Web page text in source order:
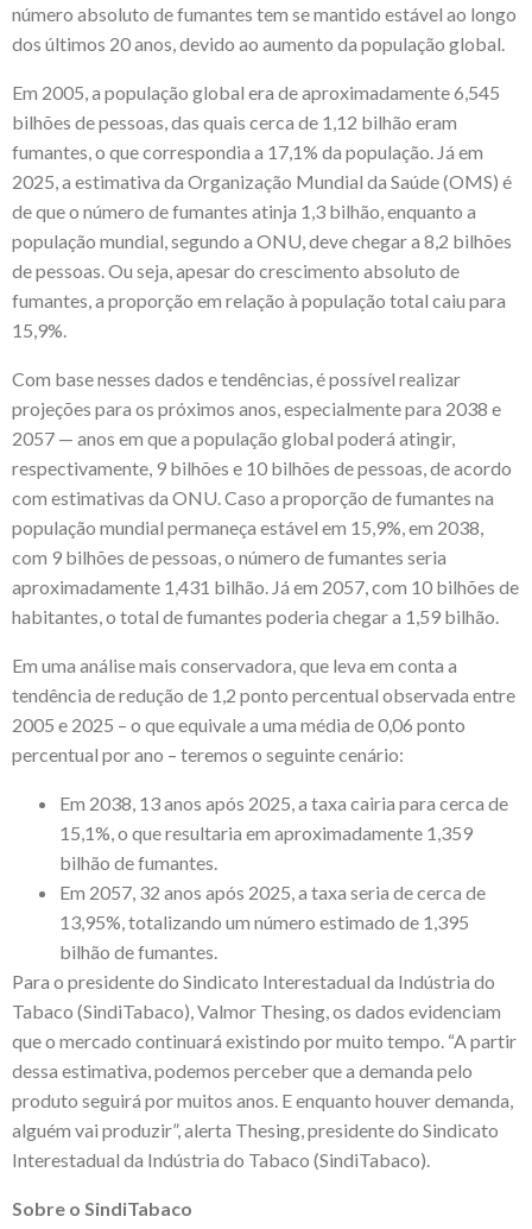
número absoluto de fumantes tem se mantido estável ao longo
dos últimos 20 anos, devido ao aumento da população global.
Em 2005, a população global era de aproximadamente 6,545
bilhões de pessoas, das quais cerca de 1,12 bilhão eram
fumantes, o que correspondia a 17,1% da população. Já em
2025, a estimativa da Organização Mundial da Saúde (OMS) é
de que o número de fumantes atinja 1,3 bilhão, enquanto a
população mundial, segundo a ONU, deve chegar a 8,2 bilhões
de pessoas. Ou seja, apesar do crescimento absoluto de
fumantes, a proporção em relação à população total caiu para
15,9%.
Com base nesses dados e tendências, é possível realizar
projeções para os próximos anos, especialmente para 2038 e
2057 — anos em que a população global poderá atingir,
respectivamente, 9 bilhões e 10 bilhões de pessoas, de acordo
com estimativas da ONU. Caso a proporção de fumantes na
população mundial permaneça estável em 15,9%, em 2038,
com 9 bilhões de pessoas, o número de fumantes seria
aproximadamente 1,431 bilhão. Já em 2057, com 10 bilhões de
habitantes, o total de fumantes poderia chegar a 1,59 bilhão.
Em uma análise mais conservadora, que leva em conta a
tendência de redução de 1,2 ponto percentual observada entre
2005 e 2025 – o que equivale a uma média de 0,06 ponto
percentual por ano – teremos o seguinte cenário:
Em 2038, 13 anos após 2025, a taxa cairia para cerca de
15,1%, o que resultaria em aproximadamente 1,359
bilhão de fumantes.
Em 2057, 32 anos após 2025, a taxa seria de cerca de
13,95%, totalizando um número estimado de 1,395
bilhão de fumantes.
Para o presidente do Sindicato Interestadual da Indústria do
Tabaco (SindiTabaco), Valmor Thesing, os dados evidenciam
que o mercado continuará existindo por muito tempo. “A partir
dessa estimativa, podemos perceber que a demanda pelo
produto seguirá por muitos anos. E enquanto houver demanda,
alguém vai produzir”, alerta Thesing, presidente do Sindicato
Interestadual da Indústria do Tabaco (SindiTabaco).
Sobre o SindiTabaco